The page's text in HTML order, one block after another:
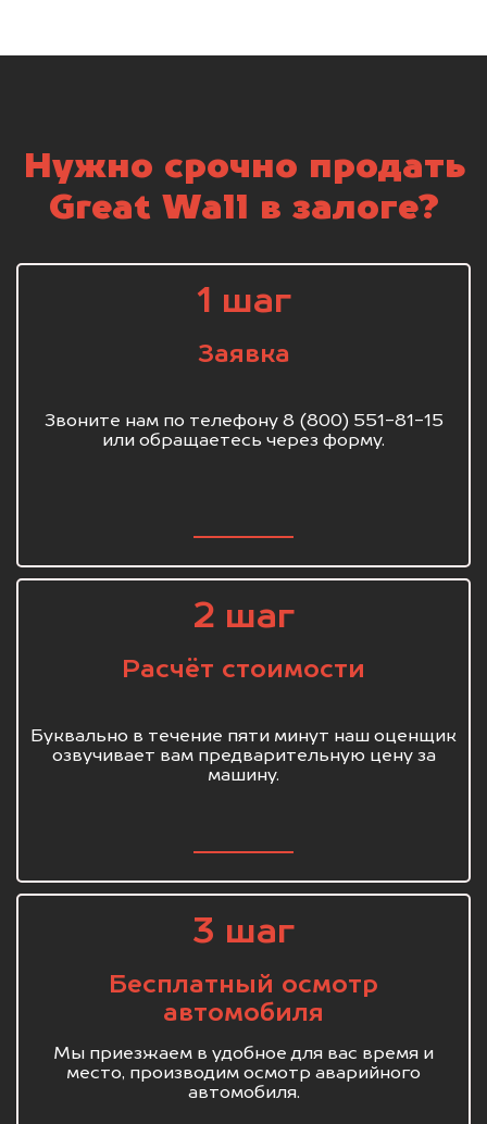
Нужно срочно продать
Great Wall в залоге?
1 шаг
Заявка
Звоните нам по телефону 8 (800) 551-81-15
или обращаетесь через форму.
2 шаг
Расчёт стоимости
Буквально в течение пяти минут наш оценщик
озвучивает вам предварительную цену за
машину.
3 шаг
Бесплатный осмотр
автомобиля
Мы приезжаем в удобное для вас время и
место, производим осмотр аварийного
автомобиля.